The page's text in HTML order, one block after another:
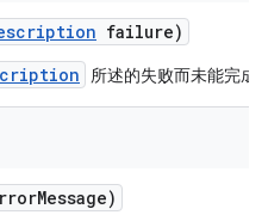
failure)
所述的失败而未能完成
Message)